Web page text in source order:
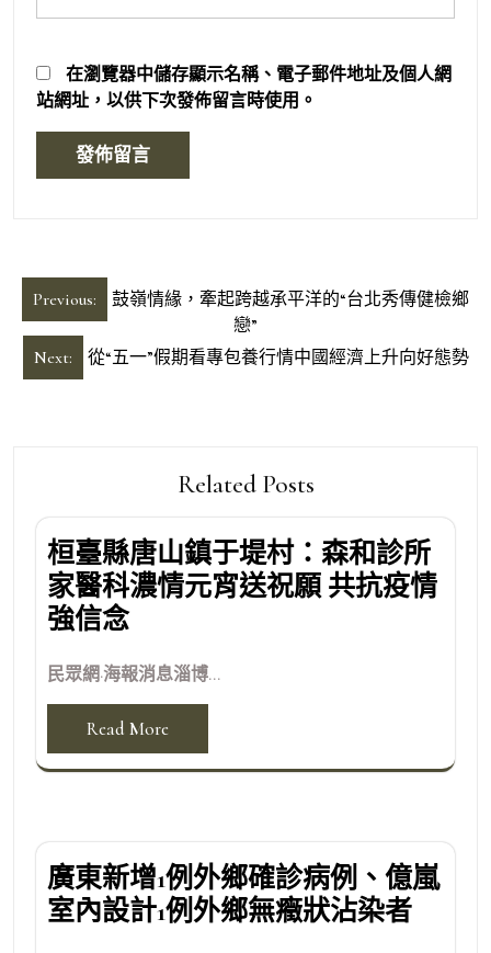
在瀏覽器中儲存顯示名稱、電子郵件地址及個人網
站網址，以供下次發佈留言時使用。
文
章
導
Previous:
鼓嶺情緣，牽起跨越承平洋的“台北秀傳健檢鄉
戀”
Next:
從“五一”假期看專包養行情中國經濟上升向好態勢
Related Posts
桓臺縣唐山鎮于堤村：森和診所
家醫科濃情元宵送祝願 共抗疫情
強信念
民眾網·海報消息淄博...
Read More
廣東新增1例外鄉確診病例、億嵐
室內設計1例外鄉無癥狀沾染者